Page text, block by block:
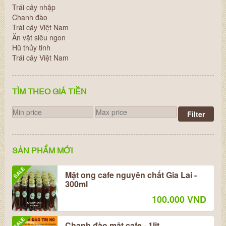
Trái cây nhập
Chanh đào
Trái cây Việt Nam
Ăn vặt siêu ngon
Hũ thủy tinh
Trái cây Việt Nam
TÌM THEO GIÁ TIỀN
Filter
SẢN PHẨM MỚI
SALE Mật ong cafe nguyên chất Gia Lai -
300ml
100.000 VND
SALE